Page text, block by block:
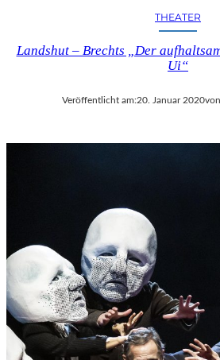
THEATER
Landshut – Brechts „Der
Ui“
Veröffentlicht am:20. Januar 2020von